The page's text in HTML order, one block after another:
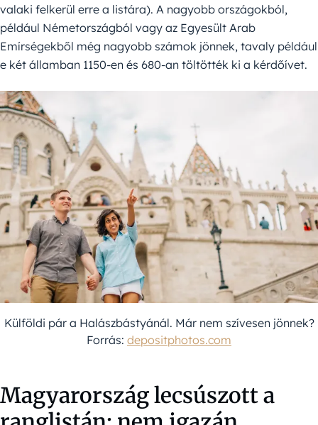
valaki felkerül erre a listára). A nagyobb országokból,
például Németországból vagy az Egyesült Arab
Emírségekből még nagyobb számok jönnek, tavaly például
e két államban 1150-en és 680-an töltötték ki a kérdőívet.
Külföldi pár a Halászbástyánál. Már nem szívesen jönnek?
Forrás: depositphotos.com
Magyarország lecsúszott a